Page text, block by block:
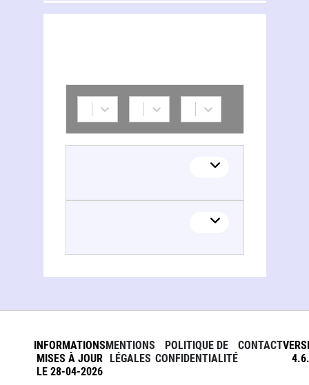
INFORMATIONS
MISES À JOUR
LE 28-04-2026
MENTIONS
LÉGALES
POLITIQUE DE
CONFIDENTIALITÉ
CONTACT